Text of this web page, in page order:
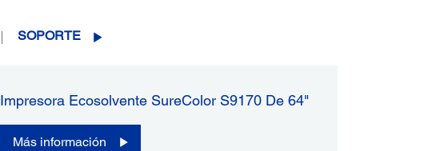
SOPORTE
Impresora Ecosolvente SureColor S9170 De 64"
Más información